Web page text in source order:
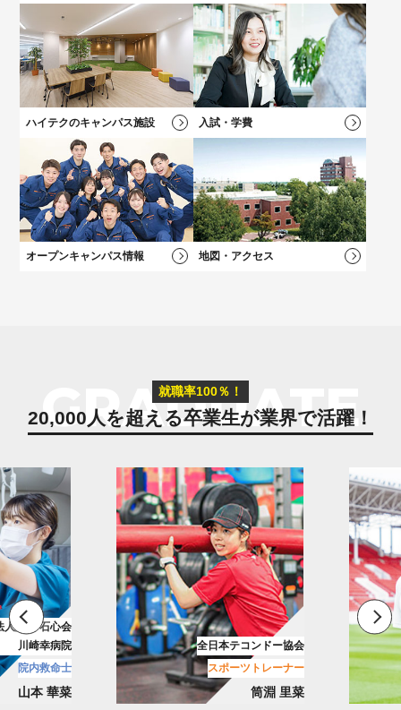
学科一覧を見る 総合型選抜（AO） 入試
卒業後も万全！
就職サポート
負担を軽減！
学費サポート
新キャンパス完成！
施設・設備
大学？專門？
迷っている方へ
卒業後も万全！
就職サポート
負担を軽減！
学費サポート
ハイテクのキャンパス施設 入試・学費
オープンキャンパス情報 地図・アクセス
20,000人を超える卒業生が業界で活躍！
就職率100％！
GRADUATE
筒淵 里菜
ツトレーナー
コンドー協会
古池 翔吾
メディカルトレーナー
花園近鉄ライナーズ
リーグワン/ラグビーチーム